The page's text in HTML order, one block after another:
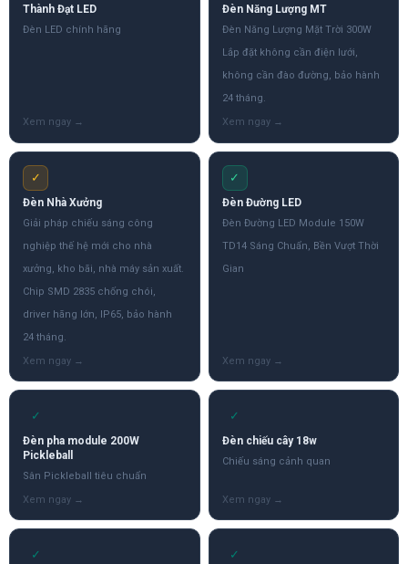
Thành Đạt LED
Đèn LED chính hãng
Đèn Năng Lượng MT
Đèn Năng Lượng Mặt Trời 300W
Lắp đặt không cần điện lưới,
không cần đào đường, bảo hành
24 tháng.
✓
Đèn Nhà Xưởng
Giải pháp chiếu sáng công
nghiệp thế hệ mới cho nhà
xưởng, kho bãi, nhà máy sản xuất.
Chip SMD 2835 chống chói,
driver hãng lớn, IP65, bảo hành
24 tháng.
✓
Đèn Đường LED
Đèn Đường LED Module 150W
TD14 Sáng Chuẩn, Bền Vượt Thời
Gian
✓
Đèn pha module 200W
Pickleball
Sân Pickleball tiêu chuẩn
✓
Đèn chiếu cây 18w
Chiếu sáng cảnh quan
✓ ✓